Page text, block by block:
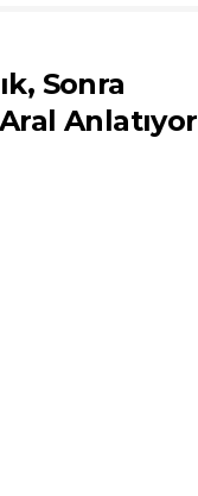
Sonra
Anlatıyor